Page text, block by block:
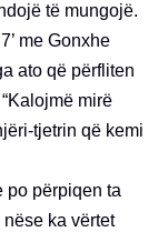
të mungojë.
me Gonxhe
ato që përfliten
mirë
tjetrin që kemi
po përpiqen ta
ka vërtet